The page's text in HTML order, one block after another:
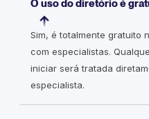
O uso do diretório é
Sim, é totalmente gratuito
com especialistas.
iniciar será tratada
especialista.